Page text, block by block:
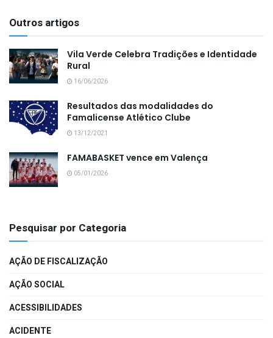
Outros artigos
Vila Verde Celebra Tradições e Identidade
Rural
16/06/2026
Resultados das modalidades do
Famalicense Atlético Clube
13/12/2021
FAMABASKET vence em Valença
05/01/2026
Pesquisar por Categoria
AÇÃO DE FISCALIZAÇÃO
AÇÃO SOCIAL
ACESSIBILIDADES
ACIDENTE